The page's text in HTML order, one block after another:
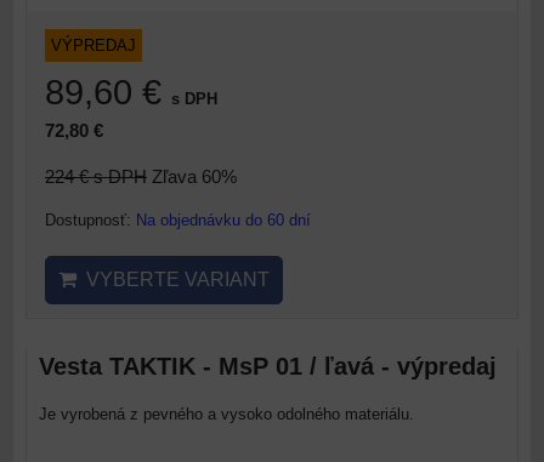
VÝPREDAJ
89,60 € s DPH
72,80 €
224 €s DPH Zľava 60%
Dostupnosť: Na objednávku do 60 dní
VYBERTE VARIANT
Vesta TAKTIK - MsP 01 / ľavá - výpredaj
Je vyrobená z pevného a vysoko odolného materiálu.